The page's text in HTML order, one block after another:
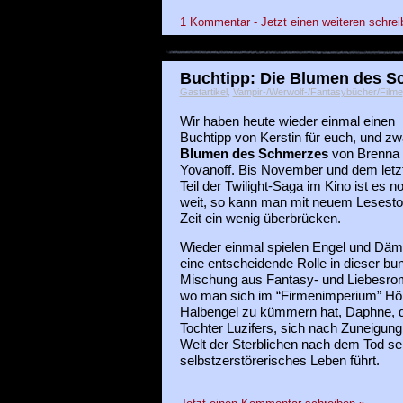
1 Kommentar - Jetzt einen weiteren
Buchtipp: Die Blumen des
Gastartikel Vampir-/Werwolf-/Fantasybücher/Filme
Wir haben heute wieder einmal einen
Buchtipp von Kerstin für euch, und
Blumen des Schmerzesvon Brenna
Yovanoff. Bis November und dem
Teil der Twilight-Saga im Kino ist es
weit, so kann man mit neuem
Zeit ein wenig überbrücken.
Wieder einmal spielen Engel und
eine entscheidende Rolle in dieser
Mischung aus Fantasy- und
wo man sich im “Firmenimperium”
Halbengel zu kümmern hat, Daphne,
Tochter Luzifers, sich nach
Welt der Sterblichen nach dem Tod
selbstzerstörerisches Leben führt.